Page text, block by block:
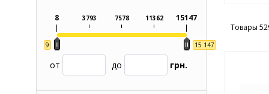
9 15 147
8 3793 7578 11362 15147
от до грн.
Товары